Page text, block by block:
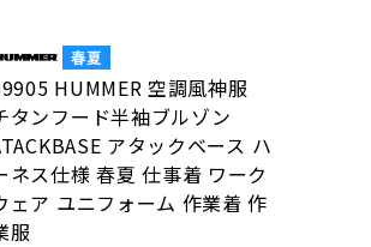
HUMMER 空調風神服
タンフード半袖ブルゾン
アタックベース ハ
ネス仕様 春夏 仕事着 ワーク
ェア ユニフォーム 作業着 作
服